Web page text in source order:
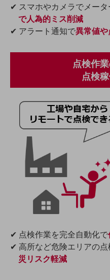
解決するヒントをお届けする記事サイト
新着記事
お役立ち資料ダウンロード
トレンド記事特集
サービス・ソリューション
課題やニーズに合ったサービスをご紹
お悩みから見つける
お悩みから見つけるTOP
ネットワーク
モバイル・音声
バックオフィス
リモート・ハイブリッドワーク
セキュリティ
その他のお悩みはこちら
業界から見つける
業界から見つけるTOP
✔ スマホやカメラでメータ
で人為的ミス削減
✔ アラート通知で異常値や
点検作
点検
✔ 点検作業を完全自動化で
✔ 高所など危険エリアの
災リスク軽減